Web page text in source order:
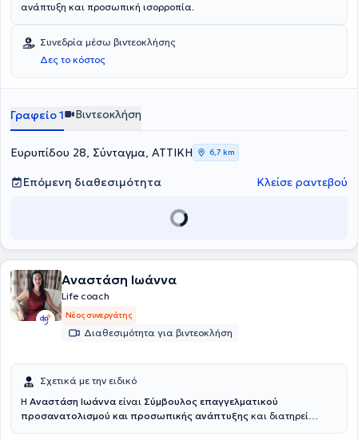
ανάπτυξη και προσωπική ισορροπία.
Συνεδρία μέσω βιντεοκλήσης
Δες το κόστος
Γραφείο 1 Βιντεοκλήση
Ευρυπίδου 28, Σύνταγμα, ΑΤΤΙΚΗ 6,7 km
Επόμενη διαθεσιμότητα Κλείσε ραντεβού
Αναστάση Ιωάννα
Life coach
Νέος συνεργάτης
Διαθεσιμότητα για βιντεοκλήση
Σχετικά με την ειδικό
H Αναστάση Ιωάννα είναι Σύμβουλος επαγγελματικού
προσανατολισμού και προσωπικής ανάπτυξης και διατηρεί